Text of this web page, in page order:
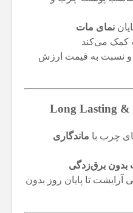
نمای مات
کمک می‌کند
و نسبت به قیمت ارزش
چرب با ماندگاری
بدون برق‌زدگی
تا پایان روز بدون